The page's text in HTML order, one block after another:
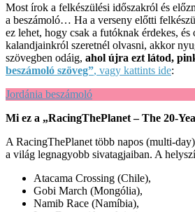
Most írok a felkészülési időszakról és
a beszámoló… Ha a verseny előtti
ez lehet, hogy csak a futóknak érdekes, és
kalandjainkról szeretnél olvasni, akkor
szövegben odáig, ahol újra ezt látod,
beszámoló szöveg”, vagy kattints ide:
Jordánia beszámoló
Mi ez a „RacingThePlanet – The 20-
A RacingThePlanet több napos (multi-
a világ legnagyobb sivatagjaiban. A
Atacama Crossing (Chile),
Gobi March (Mongólia),
Namib Race (Namíbia),